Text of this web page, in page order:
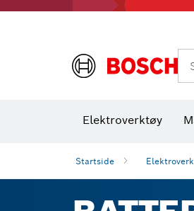
Elektroverktøy
Startside